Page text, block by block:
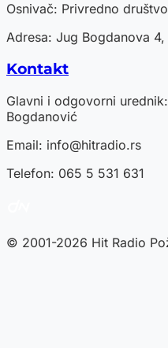
Osnivač: Privredno
Adresa: Jug Bogdanova
Kontakt
Glavni i odgovorni
Bogdanović
Email: info@hitradio.rs
Telefon: 065 5 531 631
© 2001-2026 Hit Radio